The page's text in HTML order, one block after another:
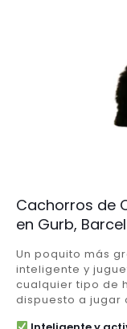
Cachorros de
en Gurb,
Un poquito más
inteligente y
cualquier tipo de
dispuesto a jugar